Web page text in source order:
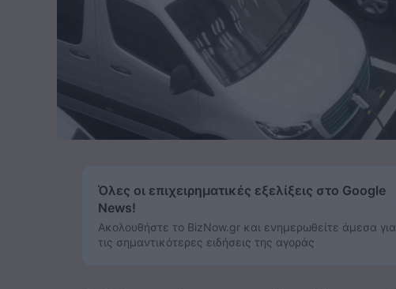
Όλες οι επιχειρηματικές εξελίξεις στο Google
News!
Ακολουθήστε το BizNow.gr και ενημερωθείτε άμεσα για
τις σημαντικότερες ειδήσεις της αγοράς